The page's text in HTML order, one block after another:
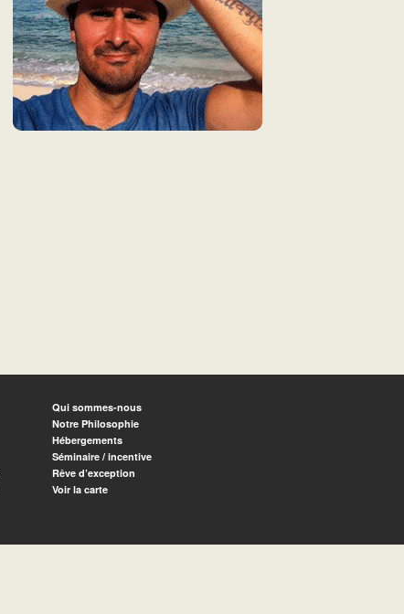
Qui sommes-nous
Notre Philosophie
Hébergements
Séminaire / incentive
Rêve d’exception
Voir la carte